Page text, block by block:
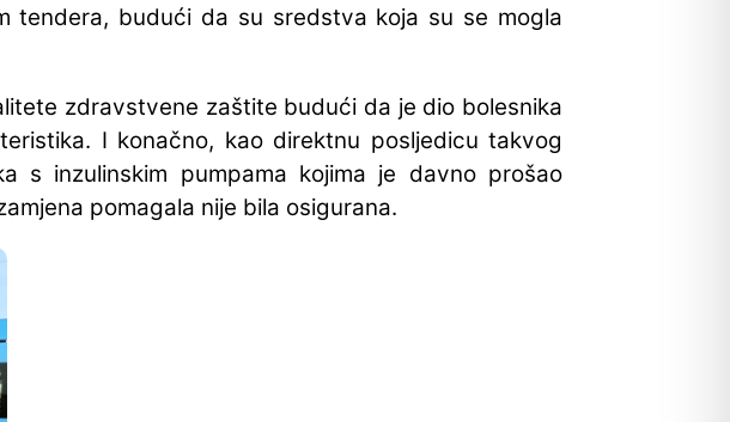
tendera, budući da su sredstva koja su se mogla
zdravstvene zaštite budući da je dio bolesnika
I konačno, kao direktnu posljedicu takvog
s inzulinskim pumpama kojima je davno prošao
pomagala nije bila osigurana.